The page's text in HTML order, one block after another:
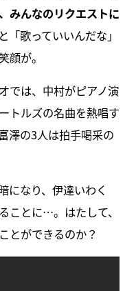
みんなのリクエストに
「歌っていいんだな」
顔が。
では、中村がピアノ演
トルズの名曲を熱唱す
澤の3人は拍手喝采の
になり、伊達いわく
ことに…。はたして、
とができるのか？